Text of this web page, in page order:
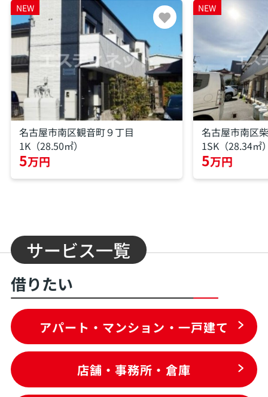
NEW
名古屋市南区観音町９丁目
1K（28.50㎡）
5万円
NEW
名古屋市南区
1SK（28.34㎡
5万円
サービス一覧
借りたい
アパート・マンション・一戸建て
店舗・事務所・倉庫